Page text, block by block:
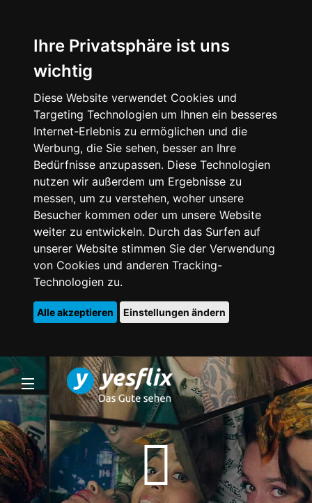
Ihre Privatsphäre ist uns
wichtig
Diese Website verwendet Cookies und
Targeting Technologien um Ihnen ein besseres
Internet-Erlebnis zu ermöglichen und die
Werbung, die Sie sehen, besser an Ihre
Bedürfnisse anzupassen. Diese Technologien
nutzen wir außerdem um Ergebnisse zu
messen, um zu verstehen, woher unsere
Besucher kommen oder um unsere Website
weiter zu entwickeln. Durch das Surfen auf
unserer Website stimmen Sie der Verwendung
von Cookies und anderen Tracking-
Technologien zu.
Alle akzeptieren Einstellungen ändern